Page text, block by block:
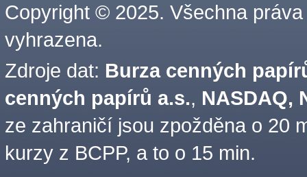
Copyright © 2025. Všechna práva
vyhrazena.
Zdroje dat: Burza cenných
cenných papírů a.s., NASDAQ,
ze zahraničí jsou zpožděna o 20
kurzy z BCPP, a to o 15 min.